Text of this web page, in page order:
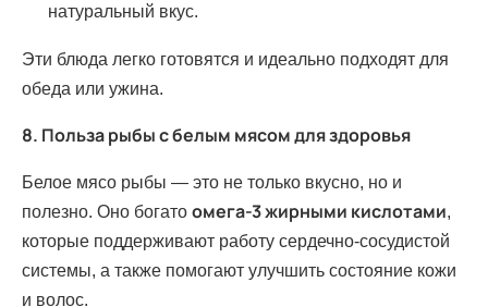
натуральный вкус.
Эти блюда легко готовятся и идеально подходят для
обеда или ужина.
8. Польза рыбы с белым мясом для здоровья
Белое мясо рыбы — это не только вкусно, но и
полезно. Оно богато омега-3 жирными кислотами,
которые поддерживают работу сердечно-сосудистой
системы, а также помогают улучшить состояние кожи
и волос.